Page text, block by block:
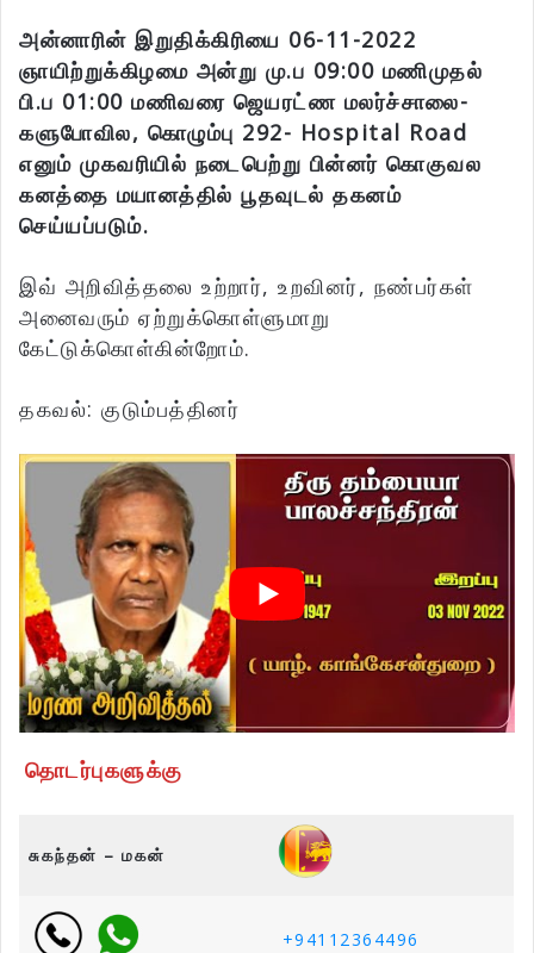
அன்னாரின் இறுதிக்கிரியை 06-11-2022
ஞாயிற்றுக்கிழமை அன்று மு.ப 09:00 மணிமுதல்
பி.ப 01:00 மணிவரை ஜெயரட்ண மலர்ச்சாலை-
களுபோவில, கொழும்பு 292- Hospital Road
எனும் முகவரியில் நடைபெற்று பின்னர் கொகுவல
கனத்தை மயானத்தில் பூதவுடல் தகனம்
செய்யப்படும்.
இவ் அறிவித்தலை உற்றார், உறவினர், நண்பர்கள்
அனைவரும் ஏற்றுக்கொள்ளுமாறு
கேட்டுக்கொள்கின்றோம்.
தகவல்: குடும்பத்தினர்
தொடர்புகளுக்கு
சுகந்தன் – மகன்
+94112364496